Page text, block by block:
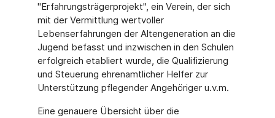
"Erfahrungsträgerprojekt", ein Verein, der sich
mit der Vermittlung wertvoller
Lebenserfahrungen der Altengeneration an die
Jugend befasst und inzwischen in den Schulen
erfolgreich etabliert wurde, die Qualifizierung
und Steuerung ehrenamtlicher Helfer zur
Unterstützung pflegender Angehöriger u.v.m.
Eine genauere Übersicht über die